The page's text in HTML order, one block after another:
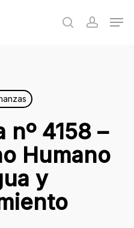
search
nº 4158 –
Humano
y